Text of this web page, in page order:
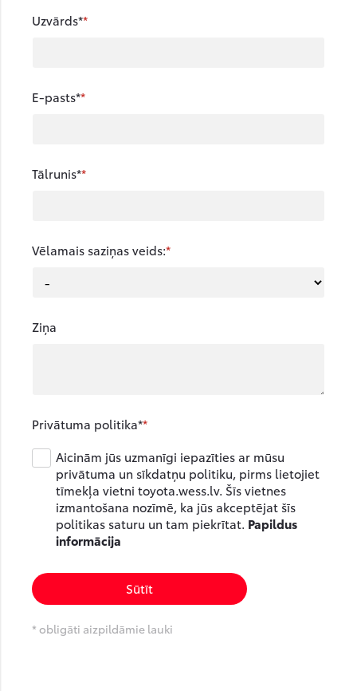
Uzvārds*
E-pasts*
Tālrunis*
Vēlamais saziņas veids:
Ziņa
Privātuma politika*
Aicinām jūs uzmanīgi iepazīties ar mūsu
privātuma un sīkdatņu politiku, pirms lietojiet
tīmekļa vietni toyota.wess.lv. Šīs vietnes
izmantošana nozīmē, ka jūs akceptējat šīs
politikas saturu un tam piekrītat. Papildus
informācija
Sūtīt
* obligāti aizpildāmie lauki